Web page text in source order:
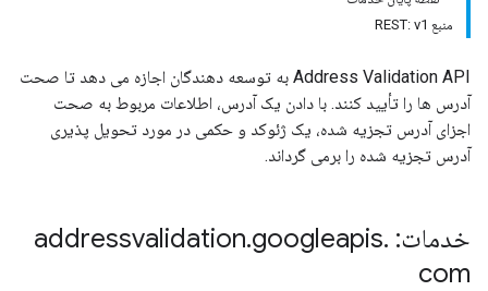
منبع REST: v1
Address Validation API به توسعه دهندگان اجازه می دهد تا صحت
آدرس ها را تأیید کنند. با دادن یک آدرس، اطلاعات مربوط به صحت
اجزای آدرس تجزیه شده، یک ژئوکد و حکمی در مورد تحویل پذیری
آدرس تجزیه شده را برمی گرداند.
خدمات: addressvalidation .googleapis.
com